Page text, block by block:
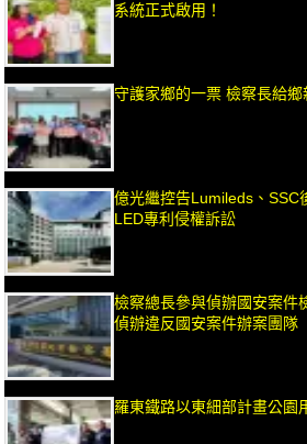
系統正式啟用！
守護家鄉的一票 檢察長給
億光繼控告Lumileds、SSC
LED專利侵權訴訟
檢察總長參與偵辦國安案件
偵辦違反國安案件辦案團隊
羅東鐵路以東細部計畫公園